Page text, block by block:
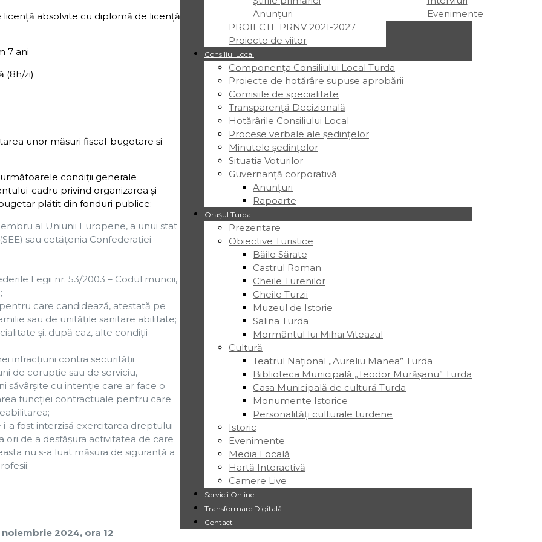
Anunțuri
Evenimente
PROIECTE PRNV 2021-2027
Proiecte de viitor
Consiliul Local
Componența Consiliului Local Turda
Proiecte de hotărâre supuse aprobării
Comisiile de specialitate
Transparență Decizională
Hotărârile Consiliului Local
Procese verbale ale ședințelor
Minutele ședințelor
Situatia Voturilor
Guvernanță corporativă
Anunțuri
Rapoarte
Orașul Turda
Prezentare
Obiective Turistice
Băile Sărate
Castrul Roman
Cheile Turenilor
Cheile Turzii
Muzeul de Istorie
Salina Turda
Mormântul lui Mihai Viteazul
Cultură
Teatrul Național „Aureliu Manea” Turda
Biblioteca Municipală „Teodor Murășanu” Turda
Casa Municipală de cultură Turda
Monumente Istorice
Personalităţi culturale turdene
Istoric
Evenimente
Media Locală
Hartă Interactivă
Camere Live
Servicii Online
Transformare Digitală
Contact
absolvite cu diplomă de licență
(8h/zi)
unor măsuri fiscal-bugetare şi
condiţii generale
cadru privind organizarea și
plătit din fonduri publice:
al Uniunii Europene, a unui stat
sau cetăţenia Confederaţiei
Legii nr. 53/2003 – Codul muncii,
care candidează, atestată pe
sau de unităţile sanitare abilitate;
şi, după caz, alte condiţii
infracţiuni contra securităţii
de corupţie sau de serviciu,
săvârşite cu intenţie care ar face o
funcţiei contractuale pentru care
a fost interzisă exercitarea dreptului
de a desfăşura activitatea de care
nu s-a luat măsura de siguranţă a
noiembrie 2024, ora 12